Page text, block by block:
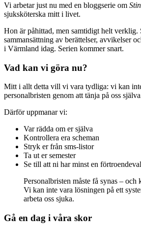
Vi arbetar just nu med en bloggserie om
sjuksköterska mitt i livet.
Hon är påhittad, men samtidigt helt verklig.
sammansättning av berättelser, avvikelser
i Värmland idag. Serien kommer snart.
Vad kan vi göra nu?
Mitt i allt detta vill vi vara tydliga: vi kan
personalbristen genom att tänja på oss
Därför uppmanar vi:
Var rädda om er själva
Kontrollera era scheman
Stryk er från sms-listor
Ta ut er semester
Se till att ni har minst en
Personalbristen måste få synas – och
Vi kan inte vara lösningen på ett
arbeta oss sjuka.
Gå en dag i våra skor